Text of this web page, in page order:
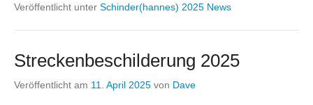
Veröffentlicht unter Schinder(hannes) 2025 News
Streckenbeschilderung 2025
Veröffentlicht am 11. April 2025 von Dave